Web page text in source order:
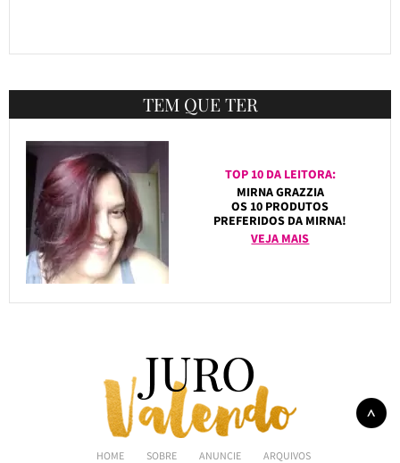
TEM QUE TER
TOP 10 DA LEITORA:
MIRNA GRAZZIA
OS 10 PRODUTOS
PREFERIDOS DA MIRNA!
VEJA MAIS
HOME SOBRE ANUNCIE ARQUIVOS